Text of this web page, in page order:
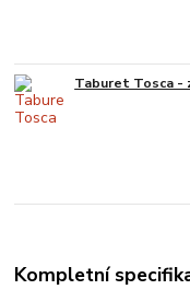
Taburet Tosca -
Kompletní